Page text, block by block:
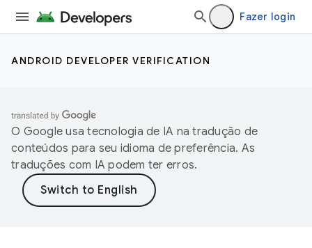
Fazer login
ANDROID DEVELOPER VERIFICATION
O Google usa tecnologia de IA na tradução de
conteúdos para seu idioma de preferência. As
traduções com IA podem ter erros.